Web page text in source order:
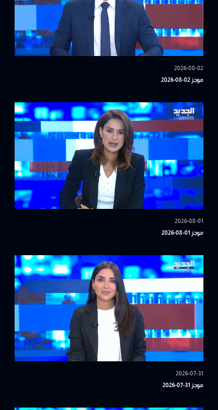
2026-08-02
موجز 02-08-2026
2026-08-01
موجز 01-08-2026
2026-07-31
موجز 31-07-2026